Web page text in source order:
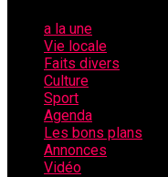
a la une
Vie locale
Faits divers
Culture
Sport
Agenda
Les bons plans
Annonces
Vidéo